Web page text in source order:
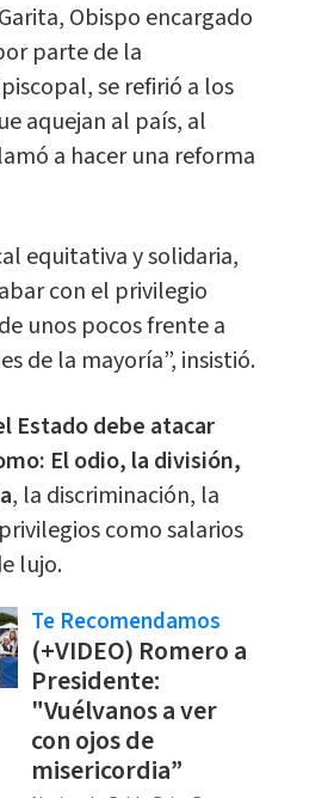
Obispo encargado
parte de la
se refirió a los
aquejan al país, al
a hacer una reforma
equitativa y solidaria,
con el privilegio
unos pocos frente a
de la mayoría”, insistió.
Estado debe atacar
El odio, la división,
, la discriminación, la
como salarios
lujo.
Te Recomendamos
(+VIDEO) Romero a
Presidente:
"Vuélvanos a ver
con ojos de
misericordia”